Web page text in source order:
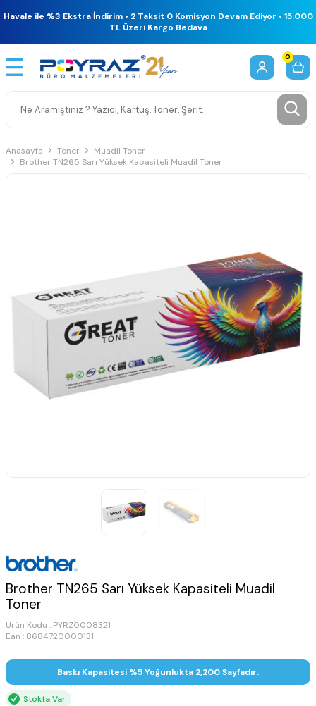
Havale ile %3 Ekstra İndirim • 2 Taksit 0 Komisyon Devam Ediyor • 15.000
TL Üzeri Kargo Bedava
0
Anasayfa Toner
Muadil Toner
Brother TN265 Sarı Yüksek Kapasiteli Muadil Toner
Brother TN265 Sarı Yüksek Kapasiteli Muadil
Toner
Ürün Kodu : PYRZ0008321
Ean : 8684720000131
Baskı Kapasitesi %5 Yoğunlukta 2,200 Sayfadır.
Stokta Var